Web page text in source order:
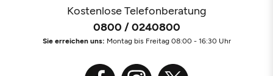
Kostenlose Telefonberatung
0800 / 0240800
Sie erreichen uns: Montag bis Freitag 08:00 - 16:30 Uhr